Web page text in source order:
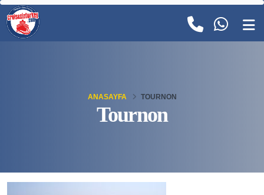
Tournon
ANASAYFA TOURNON